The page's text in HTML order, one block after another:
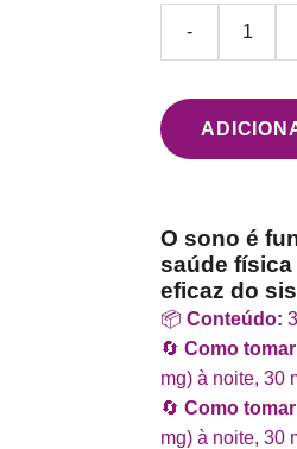
-
O sono é
saúde
eficaz do
📦Conteúdo:
🔄Como
mg) à noite, 30
🔄Como
mg) à noite, 30